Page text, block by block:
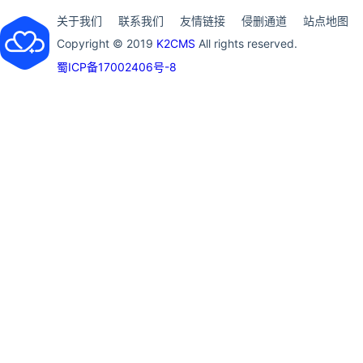
关于我们 联系我们 友情链接 侵删通道
站点地图
Copyright © 2019 K2CMS All rights reserved.
蜀ICP备17002406号-8